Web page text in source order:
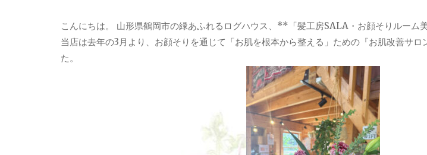
こんにちは。
山形県鶴岡市の緑あふれるログハウス、**「髪工房SALA・お顔そりルー
当店は去年の3月より、お顔そりを通じて「お肌を根本から整える」ための『お肌改善サ
た。